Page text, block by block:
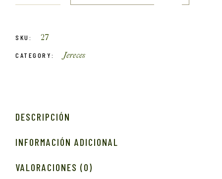
SKU: 27
CATEGORY: Jereces
DESCRIPCIÓN
INFORMACIÓN ADICIONAL
VALORACIONES (0)